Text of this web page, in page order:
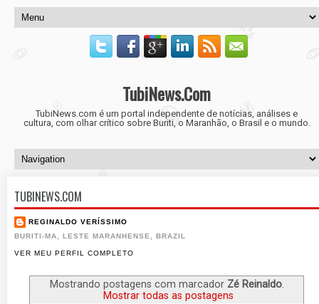
TubiNews.Com
TubiNews.com é um portal independente de notícias, análises e
cultura, com olhar crítico sobre Buriti, o Maranhão, o Brasil e o mundo.
TUBINEWS.COM
REGINALDO VERÍSSIMO
BURITI-MA, LESTE MARANHENSE, BRAZIL
VER MEU PERFIL COMPLETO
Mostrando postagens com marcador Zé Reinaldo.
Mostrar todas as postagens